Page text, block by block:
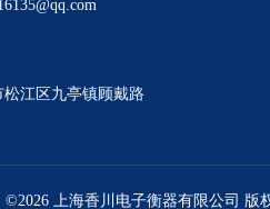
江区九亭镇顾戴路
©2026 上海香川电子衡器有限公司 版